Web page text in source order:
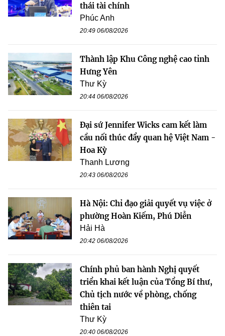
thái tài chính
Phúc Anh
20:49 06/08/2026
Thành lập Khu Công nghệ cao tỉnh
Hưng Yên
Thư Kỳ
20:44 06/08/2026
Đại sứ Jennifer Wicks cam kết làm
cầu nối thúc đẩy quan hệ Việt Nam -
Hoa Kỳ
Thanh Lương
20:43 06/08/2026
Hà Nội: Chỉ đạo giải quyết vụ việc ở
phường Hoàn Kiếm, Phú Diễn
Hải Hà
20:42 06/08/2026
Chính phủ ban hành Nghị quyết
triển khai kết luận của Tổng Bí thư,
Chủ tịch nước về phòng, chống
thiên tai
Thư Kỳ
20:40 06/08/2026